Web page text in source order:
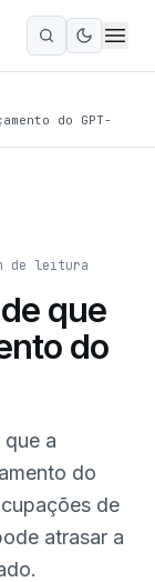
Ativar
do GPT-
de leitura
que
do
a
do
de
atrasar a